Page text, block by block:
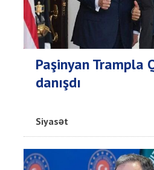
Paşinyan Trampla
danışdı
Siyasət